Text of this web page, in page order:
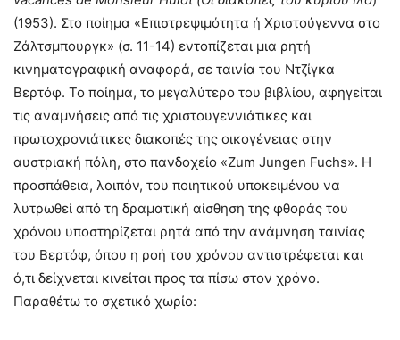
(1953). Στο ποίημα «Επιστρεψιμότητα ή Χριστούγεννα στο
Ζάλτσμπουργκ» (σ. 11-14) εντοπίζεται μια ρητή
κινηματογραφική αναφορά, σε ταινία του Ντζίγκα
Βερτόφ. Το ποίημα, το μεγαλύτερο του βιβλίου, αφηγείται
τις αναμνήσεις από τις χριστουγεννιάτικες και
πρωτοχρονιάτικες διακοπές της οικογένειας στην
αυστριακή πόλη, στο πανδοχείο «Zum Jungen Fuchs». Η
προσπάθεια, λοιπόν, του ποιητικού υποκειμένου να
λυτρωθεί από τη δραματική αίσθηση της φθοράς του
χρόνου υποστηρίζεται ρητά από την ανάμνηση ταινίας
του Βερτόφ, όπου η ροή του χρόνου αντιστρέφεται και
ό,τι δείχνεται κινείται προς τα πίσω στον χρόνο.
Παραθέτω το σχετικό χωρίο: